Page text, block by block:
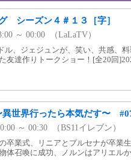
シーズン４＃１３［字］
～ 00:00 （LaLaTV）
ル、ジェジュンが、笑い、共感、
友達作りトークショー！[全20回
世界行ったら本気だす〜
～ 00:30 （BS11イレブン）
卒業式、リニアとプルセナが卒業
体召喚に成功、ノルンはアリエル